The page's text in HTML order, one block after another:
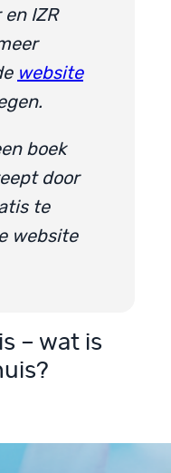
IZR
website
boek
door
te
website
– wat is